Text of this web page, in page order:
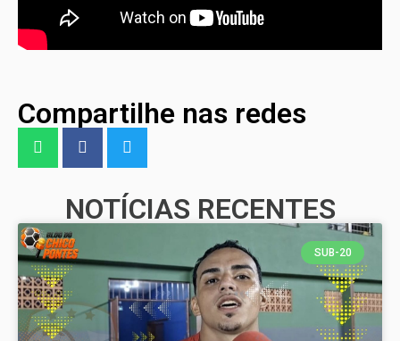
Compartilhe nas redes
NOTÍCIAS RECENTES
SUB-20